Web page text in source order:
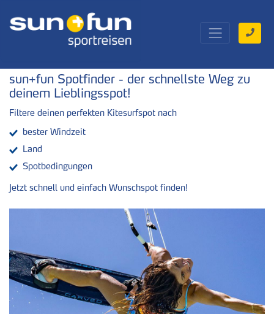
sun+fun Spotfinder - der schnellste Weg zu
deinem Lieblingsspot!
Filtere deinen perfekten Kitesurfspot nach
bester Windzeit
Land
Spotbedingungen
Jetzt schnell und einfach Wunschspot finden!